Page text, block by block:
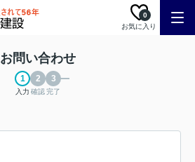
お気に入り
0
お問い合わせ
入力 確認完了